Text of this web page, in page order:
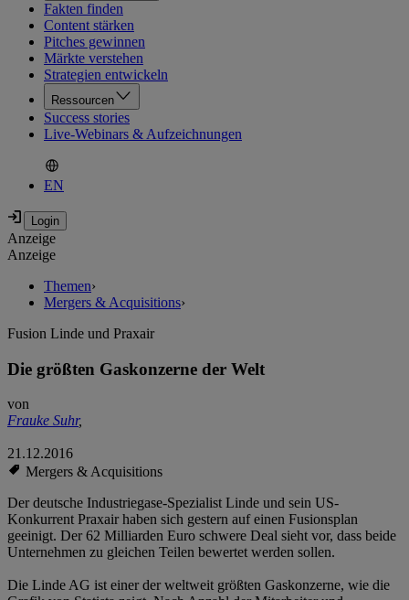
Fakten finden
Content stärken
Pitches gewinnen
Märkte verstehen
Strategien entwickeln
Ressourcen
Success stories
Live-Webinars & Aufzeichnungen
EN
Anzeige
Anzeige
Themen›
Mergers & Acquisitions›
Fusion Linde und Praxair
Die größten Gaskonzerne der Welt
von
Frauke Suhr,
21.12.2016
Mergers & Acquisitions
Der deutsche Industriegase-Spezialist Linde und sein US-
Konkurrent Praxair haben sich gestern auf einen Fusionsplan
geeinigt. Der 62 Milliarden Euro schwere Deal sieht vor, dass beide
Unternehmen zu gleichen Teilen bewertet werden sollen.
Die Linde AG ist einer der weltweit größten Gaskonzerne, wie die